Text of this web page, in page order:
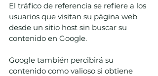
El tráfico de referencia se refiere a los
usuarios que visitan su página web
desde un sitio host sin buscar su
contenido en Google.
Google también percibirá su
contenido como valioso si obtiene